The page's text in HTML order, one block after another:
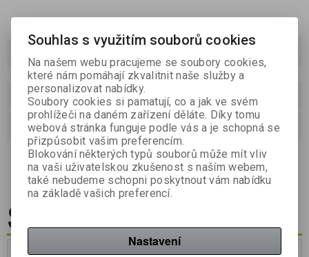
Dotaz na výrobek
Doporučit výrobek
prémiový ovocný sirup, bez chemických a konzervačních
látek a barviv, objem 700 ml
Související zboží
Nákup za body
Souhlas s využitím souborů cookies
Na našem webu pracujeme se soubory cookies,
které nám pomáhají zkvalitnit naše služby a
personalizovat nabídky.
Soubory cookies si pamatují, co a jak ve svém
prohlížeči na daném zařízení děláte. Díky tomu
webová stránka funguje podle vás a je schopná se
přizpůsobit vašim preferencím.
Blokování některých typů souborů může mít vliv
na vaši uživatelskou zkušenost s naším webem,
také nebudeme schopni poskytnout vám nabídku
na základě vašich preferencí.
Nastavení